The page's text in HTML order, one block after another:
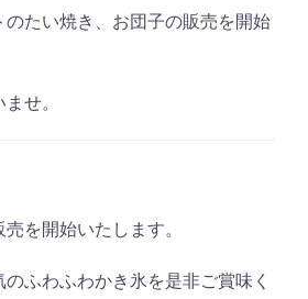
のたい焼き、お団子の販売を開始
せ。
を開始いたします。
ふわふわかき氷を是非ご賞味く